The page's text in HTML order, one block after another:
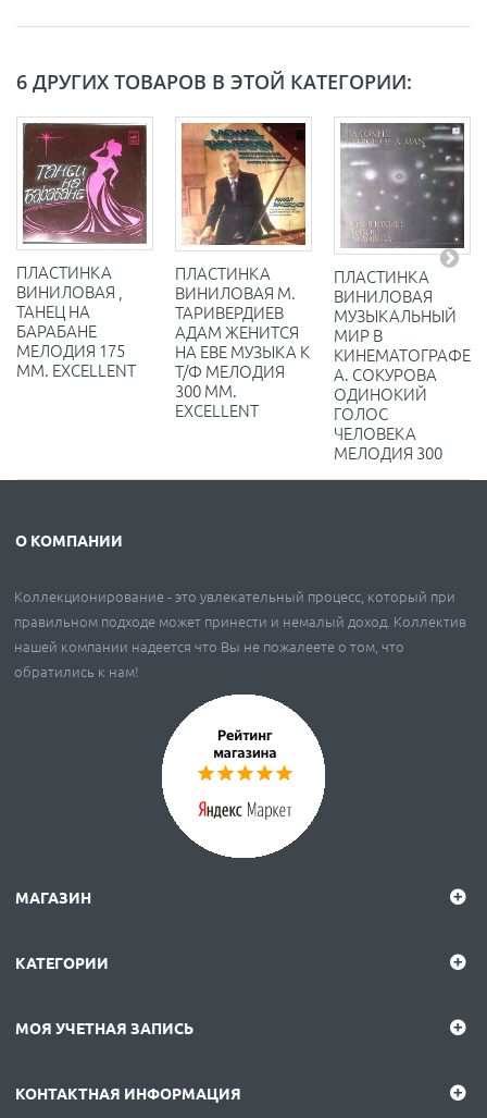
6 ДРУГИХ ТОВАРОВ В ЭТОЙ КАТЕГОРИИ:
ПЛАСТИНКА
ВИНИЛОВАЯ ,
ТАНЕЦ НА
БАРАБАНЕ
МЕЛОДИЯ 175
ММ. EXCELLENT
ПЛАСТИНКА
ВИНИЛОВАЯ М.
ТАРИВЕРДИЕВ
АДАМ ЖЕНИТСЯ
НА ЕВЕ МУЗЫКА К
Т/Ф МЕЛОДИЯ
300 ММ.
EXCELLENT
ПЛАСТИНКА
ВИНИЛОВАЯ
МУЗЫКАЛЬНЫЙ
МИР В
КИНЕМАТОГРАФЕ
А. СОКУРОВА
ОДИНОКИЙ
ГОЛОС
ЧЕЛОВЕКА
МЕЛОДИЯ 300
О КОМПАНИИ
Коллекционирование - это увлекательный процесс, который при
правильном подходе может принести и немалый доход. Коллектив
нашей компании надеется что Вы не пожалеете о том, что
обратились к нам!
МАГАЗИН
КАТЕГОРИИ
МОЯ УЧЕТНАЯ ЗАПИСЬ
КОНТАКТНАЯ ИНФОРМАЦИЯ